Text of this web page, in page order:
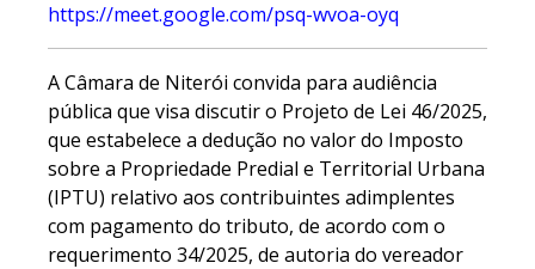
https://meet.google.com/psq-wvoa-oyq
A Câmara de Niterói convida para audiência
pública que visa discutir o Projeto de Lei 46/2025,
que estabelece a dedução no valor do Imposto
sobre a Propriedade Predial e Territorial Urbana
(IPTU) relativo aos contribuintes adimplentes
com pagamento do tributo, de acordo com o
requerimento 34/2025, de autoria do vereador